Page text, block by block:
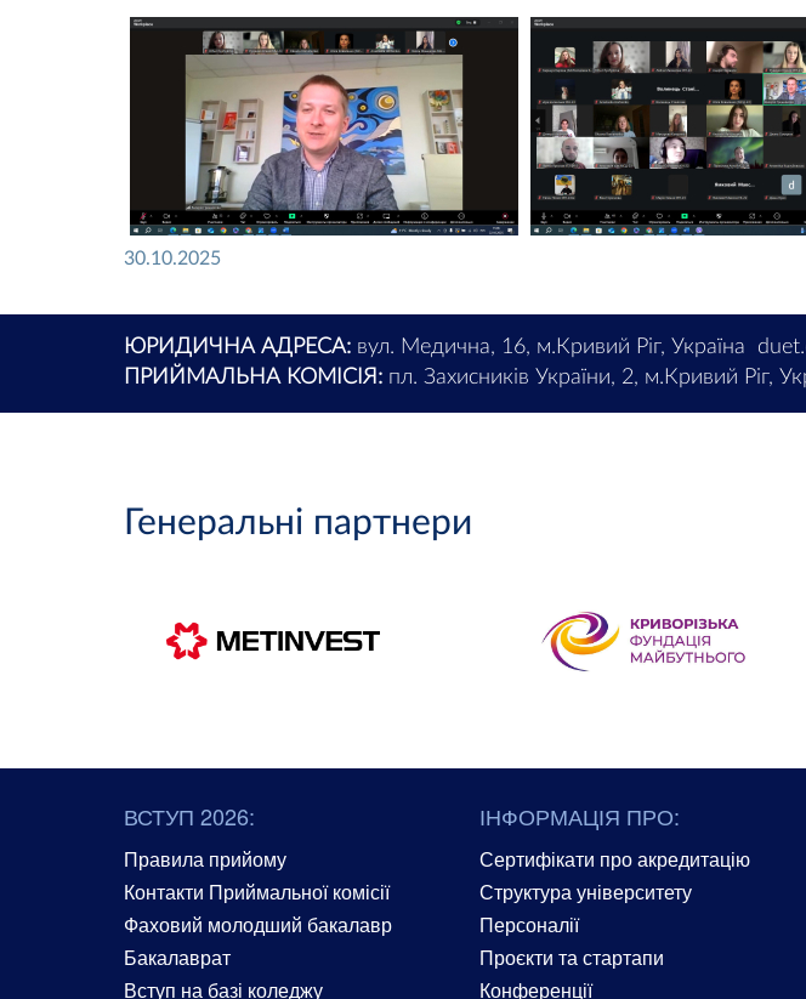
30.10.2025
ЮРИДИЧНА АДРЕСА: вул. Медична, 16, м.Кривий Ріг, Україна
ПРИЙМАЛЬНА КОМІСІЯ: пл. Захисників України, 2, м.Кривий Ріг,
Генеральні партнери
ВСТУП 2026:
Правила прийому
Контакти Приймальної комісії
Фаховий молодший бакалавр
Бакалаврат
Вступ на базі коледжу
ІНФОРМАЦІЯ ПРО:
Сертифікати про акредитацію
Структура університету
Персоналії
Проєкти та стартапи
Конференції